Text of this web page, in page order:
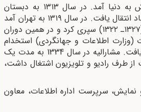
«ناصر شیرزاد (شیرزاد ـ زهرایی)، فرزند عنایت‌الله در سال ۱۳۰۶ش به دنیا آمد. در سال ۱۳۱۳ به دبستان
شاهپور در همدان رفت و پس از دو سال به دبستان شاهپور در خرم‌آباد انتقال یافت. در سال ۱۳۱۹ به تهران آمد
و دوران متوسطه را در دبیرستان‌های خرد (۱۳۲۲ـ ۱۳۱۹) و دارالفنون (۱۳۲۷ـ ۱۳۲۲) سپری کرد و در همین دوران
در سال ۱۳۳0 در اداره تبلیغات (وزارت اطلاعات و جهانگردی) استخدام
شد. ابتدا خبرنگار خبرگزاری پارس بود و سپس به ریاست آن ارتقاء یافت. مشارالیه در سال 1334 به مدت یک
طرف رادیو و تلویزیون اشتغال داشت،
نمایش، سرپرست اداره اطلاعات، معاون